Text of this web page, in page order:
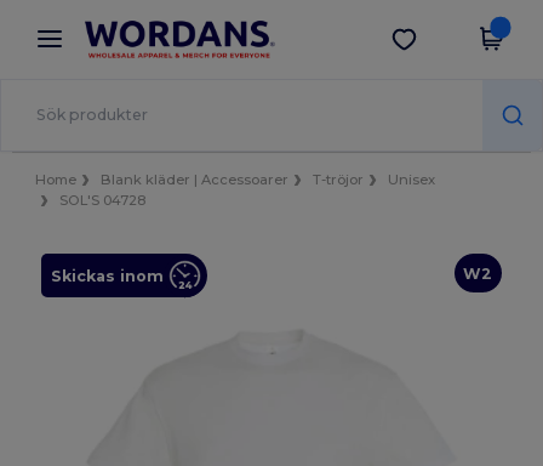
× Wordans-app
Bättre priser i appen!
Hämta app
Home Blank kläder | Accessoarer T-tröjor
Unisex
SOL'S 04728
W2
Skickas inom